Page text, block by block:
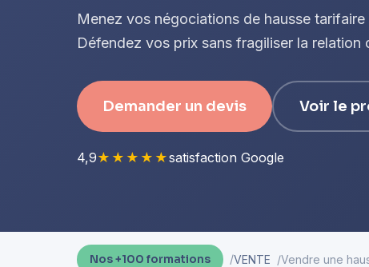
Menez vos négociations de hausse tarifaire
Défendez vos prix sans fragiliser la relation
Demander un devis Voir le
4,9★★★★★satisfaction Google
Nos +100 formations VENTE Vendre une